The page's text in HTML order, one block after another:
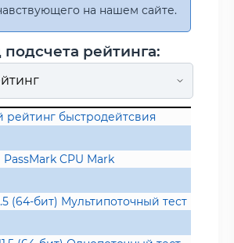
на нашем сайте.
рейтинга:
быстродейтсвия
PassMark CPU Mark
(64-бит) Мультипоточный тест